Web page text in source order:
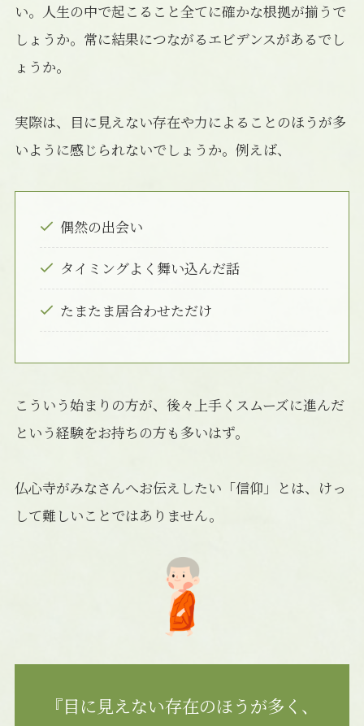
い。人生の中で起こること全てに確かな根拠が揃うで
しょうか。常に結果につながるエビデンスがあるでし
ょうか。
実際は、目に見えない存在や力によることのほうが多
いように感じられないでしょうか。例えば、
偶然の出会い
タイミングよく舞い込んだ話
たまたま居合わせただけ
こういう始まりの方が、後々上手くスムーズに進んだ
という経験をお持ちの方も多いはず。
仏心寺がみなさんへお伝えしたい「信仰」とは、けっ
して難しいことではありません。
『目に見えない存在のほうが多く、